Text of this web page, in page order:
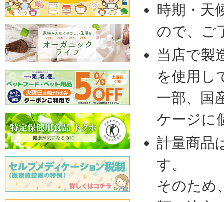
時期・天
ので、ご
当店で製
を使用し
一部、国
ケージに
計量商品
す。
そのため